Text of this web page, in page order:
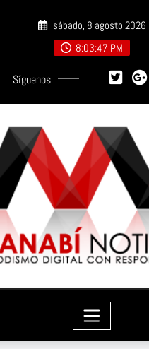
sábado, 8 agosto 2026
8:03:48 PM
Síguenos